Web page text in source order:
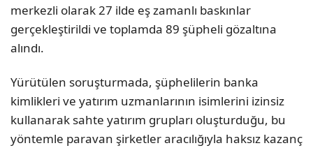
merkezli olarak 27 ilde eş zamanlı baskınlar
gerçekleştirildi ve toplamda 89 şüpheli gözaltına
alındı.
Yürütülen soruşturmada, şüphelilerin banka
kimlikleri ve yatırım uzmanlarının isimlerini izinsiz
kullanarak sahte yatırım grupları oluşturduğu, bu
yöntemle paravan şirketler aracılığıyla haksız kazanç